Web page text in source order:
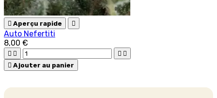
 Aperçu rapide 
Auto Nefertiti
8,00 €
   
 Ajouter au panier